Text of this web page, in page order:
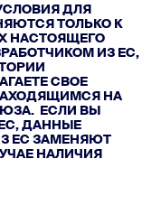
ДЛЯ
ТОЛЬКО К
НАСТОЯЩЕГО
ИЗ ЕС,
СВОЕ
НА
ЕСЛИ ВЫ
ДАННЫЕ
ЕС ЗАМЕНЯЮТ
НАЛИЧИЯ